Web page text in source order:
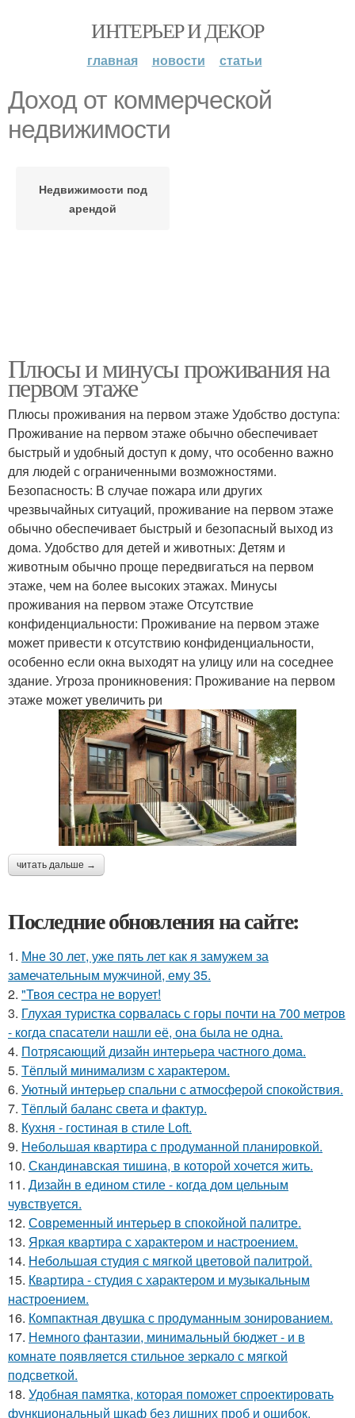
ИНТЕРЬЕР И ДЕКОР
главная новости статьи
Доход от коммерческой
недвижимости
Недвижимости под
арендой
Плюсы и минусы проживания на
первом этаже
Плюсы проживания на первом этаже Удобство доступа:
Проживание на первом этаже обычно обеспечивает
быстрый и удобный доступ к дому, что особенно важно
для людей с ограниченными возможностями.
Безопасность: В случае пожара или других
чрезвычайных ситуаций, проживание на первом этаже
обычно обеспечивает быстрый и безопасный выход из
дома. Удобство для детей и животных: Детям и
животным обычно проще передвигаться на первом
этаже, чем на более высоких этажах. Минусы
проживания на первом этаже Отсутствие
конфиденциальности: Проживание на первом этаже
может привести к отсутствию конфиденциальности,
особенно если окна выходят на улицу или на соседнее
здание. Угроза проникновения: Проживание на первом
этаже может увеличить ри
читать дальше →
Последние обновления на сайте:
1. Мне 30 лет, уже пять лет как я замужем за
замечательным мужчиной, ему 35.
2. "Твоя сестра не ворует!
3. Глухая туристка сорвалась с горы почти на 700 метров
- когда спасатели нашли её, она была не одна.
4. Потрясающий дизайн интерьера частного дома.
5. Тёплый минимализм с характером.
6. Уютный интерьер спальни с атмосферой спокойствия.
7. Тёплый баланс света и фактур.
8. Кухня - гостиная в стиле Loft.
9. Небольшая квартира с продуманной планировкой.
10. Скандинавская тишина, в которой хочется жить.
11. Дизайн в едином стиле - когда дом цельным
чувствуется.
12. Современный интерьер в спокойной палитре.
13. Яркая квартира с характером и настроением.
14. Небольшая студия с мягкой цветовой палитрой.
15. Квартира - студия с характером и музыкальным
настроением.
16. Компактная двушка с продуманным зонированием.
17. Немного фантазии, минимальный бюджет - и в
комнате появляется стильное зеркало с мягкой
подсветкой.
18. Удобная памятка, которая поможет спроектировать
функциональный шкаф без лишних проб и ошибок.